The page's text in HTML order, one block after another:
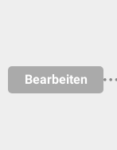
Bearbeiten